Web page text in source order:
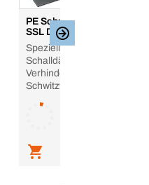
PE Schutzschlauch iso-
SSL DN, Gleit
Speziell zur
Schalldämmung und
Verhinderung von
Schwitzwasserbildung